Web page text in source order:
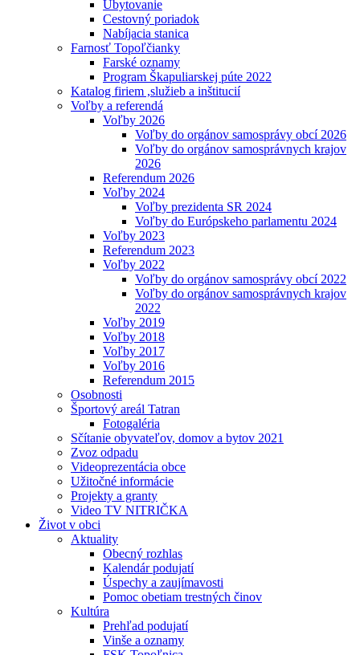
Ubytovanie
Cestovný poriadok
Nabíjacia stanica
Farnosť Topoľčianky
Farské oznamy
Program Škapuliarskej púte 2022
Katalog firiem ,služieb a inštitucií
Voľby a referendá
Voľby 2026
Voľby do orgánov samosprávy obcí 2026
Voľby do orgánov samosprávnych krajov
2026
Referendum 2026
Voľby 2024
Voľby prezidenta SR 2024
Voľby do Európskeho parlamentu 2024
Voľby 2023
Referendum 2023
Voľby 2022
Voľby do orgánov samosprávy obcí 2022
Voľby do orgánov samosprávnych krajov
2022
Voľby 2019
Voľby 2018
Voľby 2017
Voľby 2016
Referendum 2015
Osobnosti
Športový areál Tatran
Fotogaléria
Sčítanie obyvateľov, domov a bytov 2021
Zvoz odpadu
Videoprezentácia obce
Užitočné informácie
Projekty a granty
Video TV NITRIČKA
Život v obci
Aktuality
Obecný rozhlas
Kalendár podujatí
Úspechy a zaujímavosti
Pomoc obetiam trestných činov
Kultúra
Prehľad podujatí
Vinše a oznamy